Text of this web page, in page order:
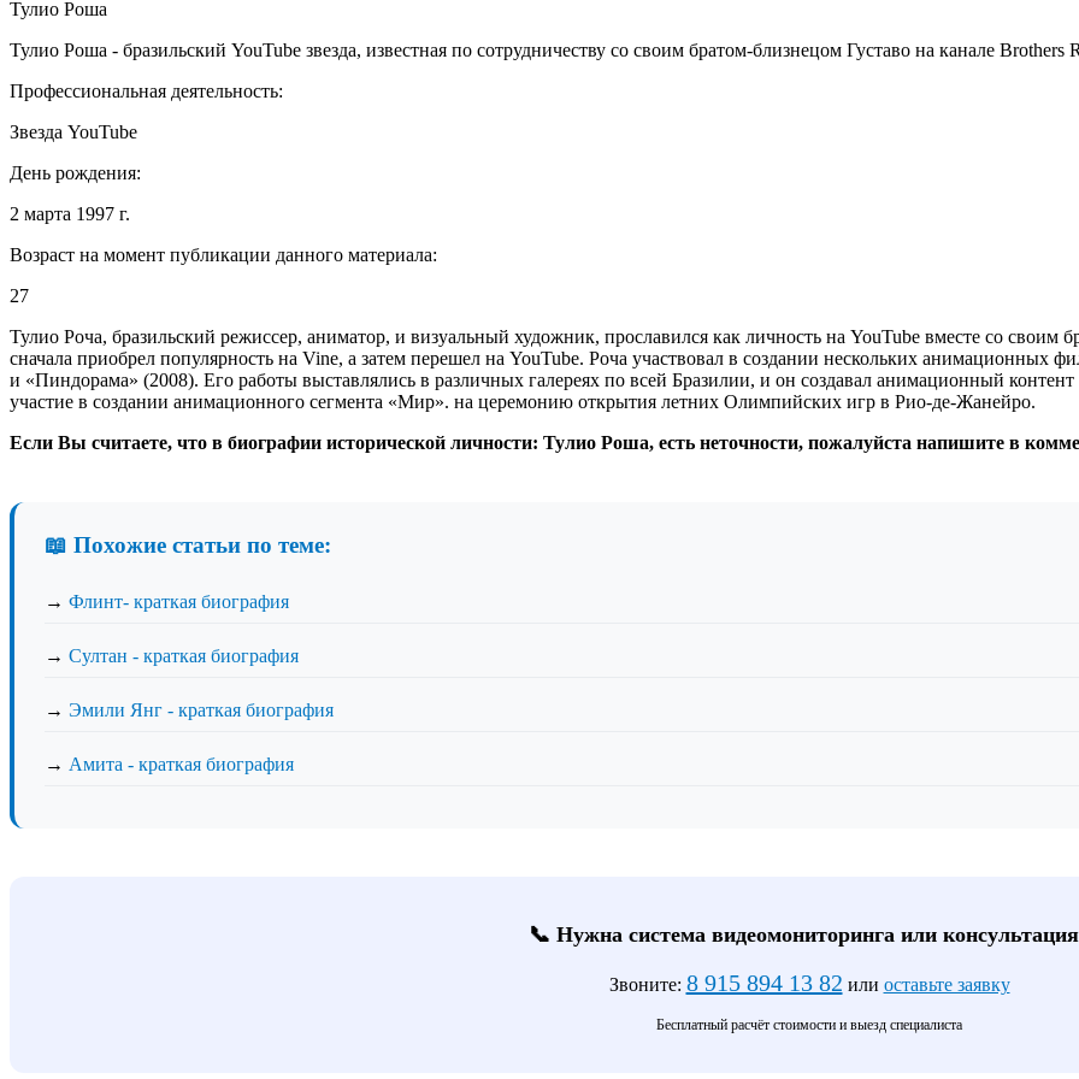
Тулио Роша
Тулио Роша - бразильский YouTube звезда, известная по сотрудничеству со своим братом-близнецом Густаво на канале Brothers
Профессиональная деятельность:
Звезда YouTube
День рождения:
2 марта 1997 г.
Возраст на момент публикации данного материала:
27
Тулио Роча, бразильский режиссер, аниматор, и визуальный художник, прославился как личность на YouTube вместе со своим
сначала приобрел популярность на Vine, а затем перешел на YouTube. Роча участвовал в создании нескольких
и «Пиндорама» (2008). Его работы выставлялись в различных галереях по всей Бразилии, и он создавал анимационный
участие в создании анимационного сегмента «Мир». на церемонию открытия летних Олимпийских игр в Рио-де-Жанейро.
Если Вы считаете, что в биографии исторической личности: Тулио Роша, есть неточности, пожалуйста напишите в
📖 Похожие статьи по теме:
→ Флинт- краткая биография
→ Султан - краткая биография
→ Эмили Янг - краткая биография
→ Амита - краткая биография
📞 Нужна система видеомониторинга или
Звоните: 8 915 894 13 82 или оставьте заявку
Бесплатный расчёт стоимости и выезд специалиста